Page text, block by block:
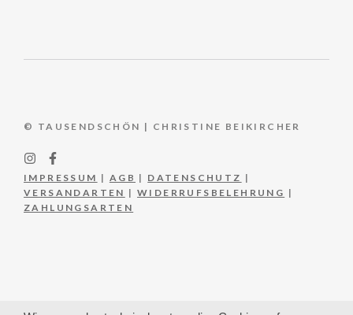
© TAUSENDSCHÖN | CHRISTINE BEIKIRCHER
IMPRESSUM | AGB | DATENSCHUTZ |
VERSANDARTEN |WIDERRUFSBELEHRUNG |
ZAHLUNGSARTEN